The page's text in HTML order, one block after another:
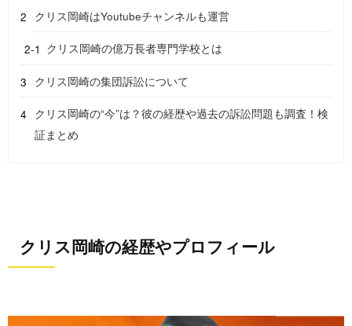
クリス岡崎はYoutubeチャンネルも運営
クリス岡崎の億万長者専門学校とは
クリス岡崎の集団訴訟について
クリス岡崎の“今”は？彼の経歴や過去の訴訟問題も調査！検
証まとめ
クリス岡崎の経歴やプロフィール